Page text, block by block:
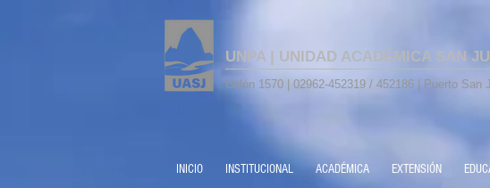
UNPA | UNIDAD ACADÉMICA SAN
Colón 1570 | 02962-452319 / 452186 | Puerto San
INICIO INSTITUCIONAL ACADÉMICA EXTENSIÓN